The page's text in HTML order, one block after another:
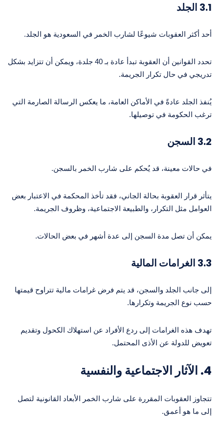
3.1 الجلد
أحد أكثر العقوبات شيوعًا لشارب الخمر في السعودية هو الجلد.
تحدد القوانين أن العقوبة تبدأ عادة بـ 40 جلدة، ويمكن أن تتزايد بشكل
تدريجي في حال تكرار الجريمة.
يُنفذ الجلد عادةً في الأماكن العامة، ما يعكس الرسالة الصارمة التي
ترغب الحكومة في توصيلها.
3.2 السجن
في حالات معينة، قد يُحكم على شارب الخمر بالسجن.
يتأثر قرار العقوبة بحالة الجاني، فقد تأخذ المحكمة في الاعتبار بعض
العوامل مثل التكرار، والطبيعة الاجتماعية، وظروف الجريمة.
يمكن أن تصل مدة السجن إلى عدة أشهر في بعض الحالات.
3.3 الغرامات المالية
إلى جانب الجلد والسجن، قد يتم فرض غرامات مالية تتراوح قيمتها
حسب نوع الجريمة وتكرارها.
تهدف هذه الغرامات إلى ردع الأفراد عن استهلاك الكحول وتقديم
تعويض للدولة عن الأذى المحتمل.
4. الآثار الاجتماعية والنفسية
تتجاوز العقوبات المقررة على شارب الخمر الأبعاد القانونية لتصل
إلى ما هو أعمق.